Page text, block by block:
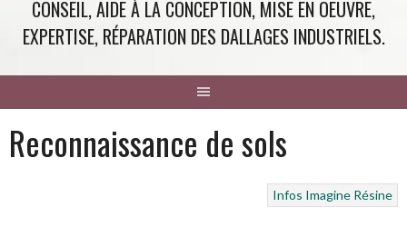
CONSEIL, AIDE À LA CONCEPTION, MISE EN OEUVRE,
EXPERTISE, RÉPARATION DES DALLAGES INDUSTRIELS.
Reconnaissance de sols
Infos Imagine Résine